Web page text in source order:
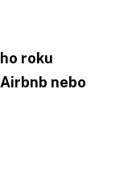
roku
nebo